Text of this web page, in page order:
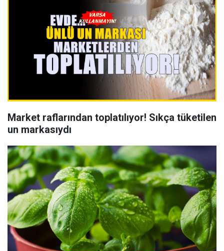
Market raflarından toplatılıyor! Sıkça tüketilen
un markasıydı